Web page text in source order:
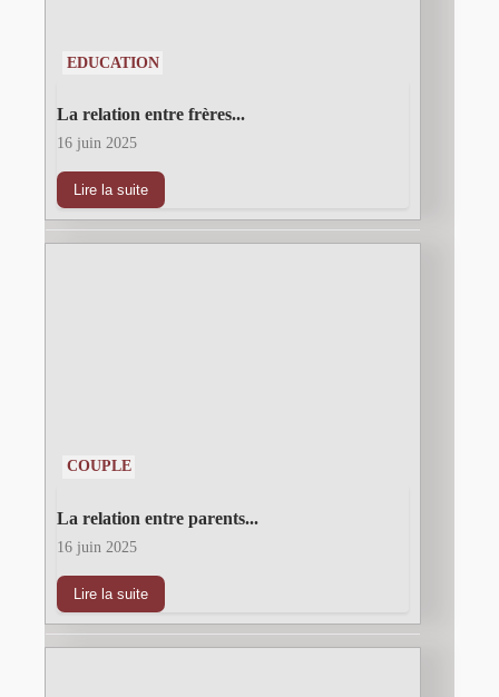
EDUCATION
La relation entre frères...
16 juin 2025
Lire la suite
COUPLE
La relation entre parents...
16 juin 2025
Lire la suite